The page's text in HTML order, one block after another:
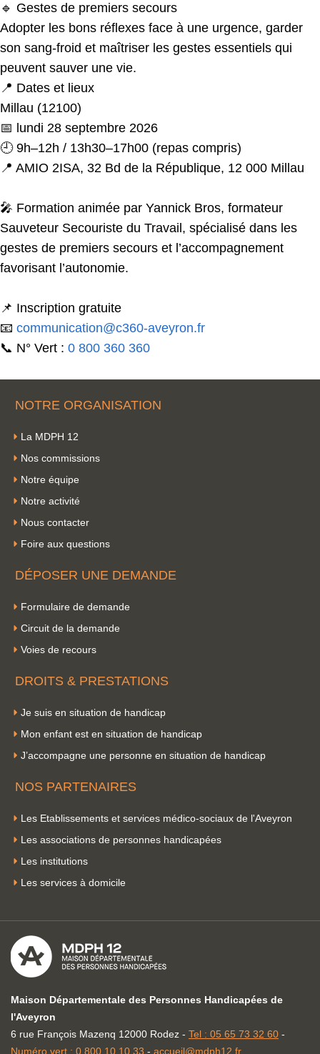
🔹 Gestes de premiers secours
Adopter les bons réflexes face à une urgence, garder
son sang-froid et maîtriser les gestes essentiels qui
peuvent sauver une vie.
📍 Dates et lieux
Millau (12100)
📅 lundi 28 septembre 2026
🕘 9h–12h / 13h30–17h00 (repas compris)
📍 AMIO 2ISA, 32 Bd de la République, 12 000 Millau
🎤 Formation animée par Yannick Bros, formateur
Sauveteur Secouriste du Travail, spécialisé dans les
gestes de premiers secours et l’accompagnement
favorisant l’autonomie.
📌 Inscription gratuite
📧 communication@c360-aveyron.fr
📞 N° Vert : 0 800 360 360
NOTRE ORGANISATION
La MDPH 12
Nos commissions
Notre équipe
Notre activité
Nous contacter
Foire aux questions
DÉPOSER UNE DEMANDE
Formulaire de demande
Circuit de la demande
Voies de recours
DROITS & PRESTATIONS
Je suis en situation de handicap
Mon enfant est en situation de handicap
J’accompagne une personne en situation de handicap
NOS PARTENAIRES
Les Etablissements et services médico-sociaux de l'Aveyron
Les associations de personnes handicapées
Les institutions
Les services à domicile
Maison Départementale des Personnes Handicapées de
l'Aveyron
6 rue François Mazenq 12000 Rodez - Tel : 05 65 73 32 60 -
Numéro vert : 0 800 10 10 33 - accueil@mdph12.fr